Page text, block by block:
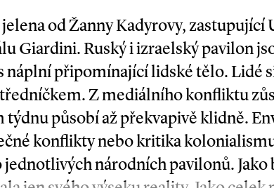
od Žanny Kadyrovy,
Giardini. Ruský i izraelský pavilon
náplní připomínající lidské tělo. Lidé
Z mediálního konfliktu
týdnu působí až překvapivě klidně.
konflikty nebo kritika
národních pavilonů.